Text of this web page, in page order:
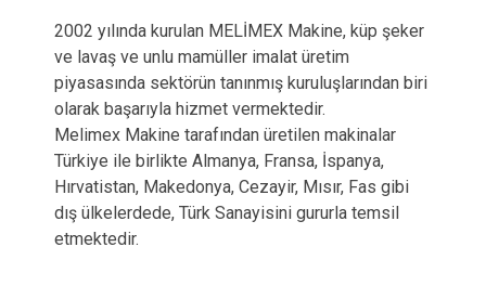
2002 yılında kurulan MELİMEX Makine, küp şeker
ve lavaş ve unlu mamüller imalat üretim
piyasasında sektörün tanınmış kuruluşlarından biri
olarak başarıyla hizmet vermektedir.
Melimex Makine tarafından üretilen makinalar
Türkiye ile birlikte Almanya, Fransa, İspanya,
Hırvatistan, Makedonya, Cezayir, Mısır, Fas gibi
dış ülkelerdede, Türk Sanayisini gururla temsil
etmektedir.